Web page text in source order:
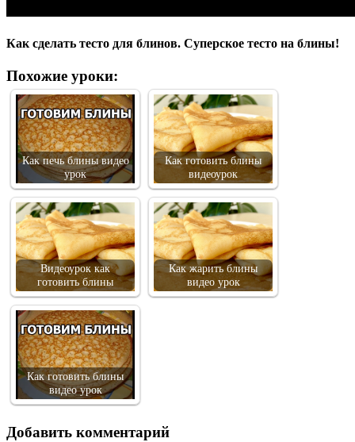
Как сделать тесто для блинов. Суперское тесто на блины!
Похожие уроки:
Как печь блины видео
урок
Как готовить блины
видеоурок
Видеоурок как
готовить блины
Как жарить блины
видео урок
Как готовить блины
видео урок
Добавить комментарий